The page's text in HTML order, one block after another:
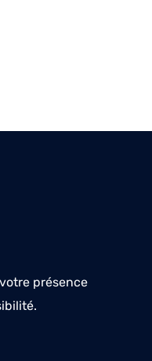
présence